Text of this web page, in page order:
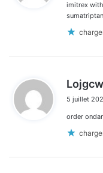
:
imitrex
Lojgcw
5 juillet
order